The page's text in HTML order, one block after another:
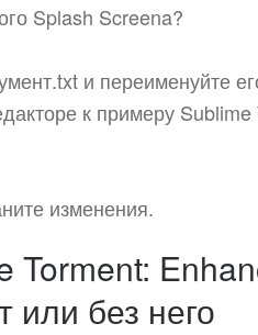
Splash Screena?
и переименуйте
к примеру Sublime
изменения.
Torment:
или без него